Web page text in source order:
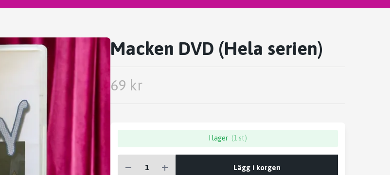
Macken DVD (Hela serien)
69 kr
I lager (1 st)
Lägg i korgen